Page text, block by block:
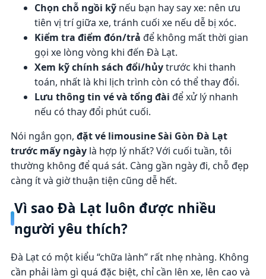
Chọn chỗ ngồi kỹnếu bạn hay say xe: nên ưu
tiên vị trí giữa xe, tránh cuối xe nếu dễ bị xóc.
Kiểm tra điểm đón/trả để không mất thời gian
gọi xe lòng vòng khi đến Đà Lạt.
Xem kỹ chính sách đổi/hủytrước khi thanh
toán, nhất là khi lịch trình còn có thể thay đổi.
Lưu thông tin vé và tổng đài để xử lý nhanh
nếu có thay đổi phút cuối.
Nói ngắn gọn, đặt vé limousine Sài Gòn Đà Lạt
trước mấy ngàylà hợp lý nhất? Với cuối tuần, tôi
thường không để quá sát. Càng gần ngày đi, chỗ đẹp
càng ít và giờ thuận tiện cũng dễ hết.
Vì sao Đà Lạt luôn được nhiều
người yêu thích?
Đà Lạt có một kiểu “chữa lành” rất nhẹ nhàng. Không
cần phải làm gì quá đặc biệt, chỉ cần lên xe, lên cao và